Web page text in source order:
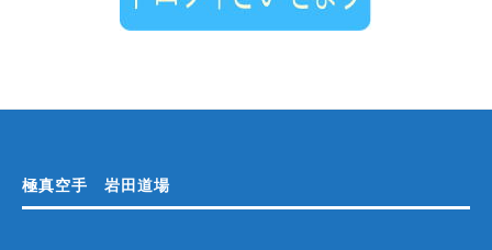
極真空手 岩田道場